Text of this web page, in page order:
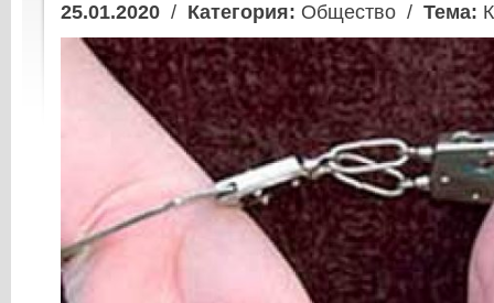
25.01.2020 / Категория: Общество / Тема: